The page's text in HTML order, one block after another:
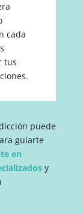
cada
tus
puede
guiarte
en
y